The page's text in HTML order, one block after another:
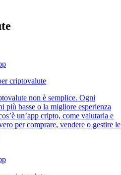
criptovalute
non è semplice. Ogni
più basse o la migliore esperienza
un’app cripto, come valutarla e
per comprare, vendere o gestire le